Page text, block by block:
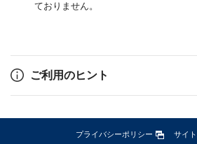
ておりません。
ご利用のヒント
プライバシーポリシー サイ